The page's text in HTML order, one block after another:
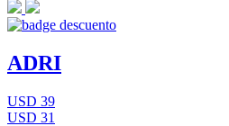
ADRI
USD 39
USD 31